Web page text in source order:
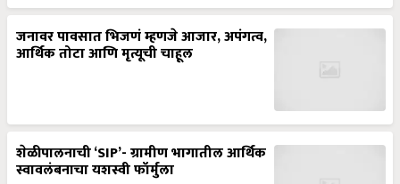
जनावर पावसात भिजणं म्हणजे आजार, अपंगत्व,
आर्थिक तोटा आणि मृत्यूची चाहूल
शेळीपालनाची ‘SIP’- ग्रामीण भागातील आर्थिक
स्वावलंबनाचा यशस्वी फॉर्मुला